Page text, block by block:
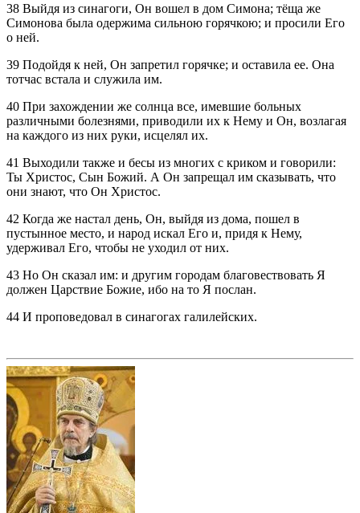
38 Выйдя из синагоги, Он вошел в дом Симона; тёща же
Симонова была одержима сильною горячкою; и просили Его
о ней.
39 Подойдя к ней, Он запретил горячке; и оставила ее. Она
тотчас встала и служила им.
40 При захождении же солнца все, имевшие больных
различными болезнями, приводили их к Нему и Он, возлагая
на каждого из них руки, исцелял их.
41 Выходили также и бесы из многих с криком и говорили:
Ты Христос, Сын Божий. А Он запрещал им сказывать, что
они знают, что Он Христос.
42 Когда же настал день, Он, выйдя из дома, пошел в
пустынное место, и народ искал Его и, придя к Нему,
удерживал Его, чтобы не уходил от них.
43 Но Он сказал им: и другим городам благовествовать Я
должен Царствие Божие, ибо на то Я послан.
44 И проповедовал в синагогах галилейских.